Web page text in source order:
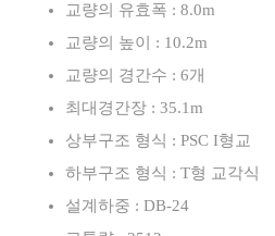
교량의 유효폭 : 8.0m
교량의 높이 : 10.2m
교량의 경간수 : 6개
최대경간장 : 35.1m
상부구조 형식 : PSC I형교
하부구조 형식 : T형 교각식
설계하중 : DB-24